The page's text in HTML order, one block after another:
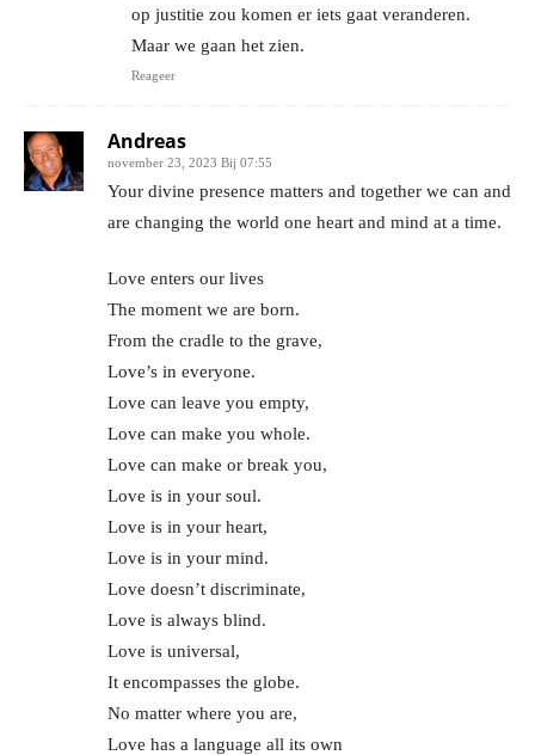
op justitie zou komen er iets gaat veranderen.
Maar we gaan het zien.
Reageer
Andreas
november 23, 2023 Bij 07:55
Your divine presence matters and together we can and
are changing the world one heart and mind at a time.
Love enters our lives
The moment we are born.
From the cradle to the grave,
Love’s in everyone.
Love can leave you empty,
Love can make you whole.
Love can make or break you,
Love is in your soul.
Love is in your heart,
Love is in your mind.
Love doesn’t discriminate,
Love is always blind.
Love is universal,
It encompasses the globe.
No matter where you are,
Love has a language all its own